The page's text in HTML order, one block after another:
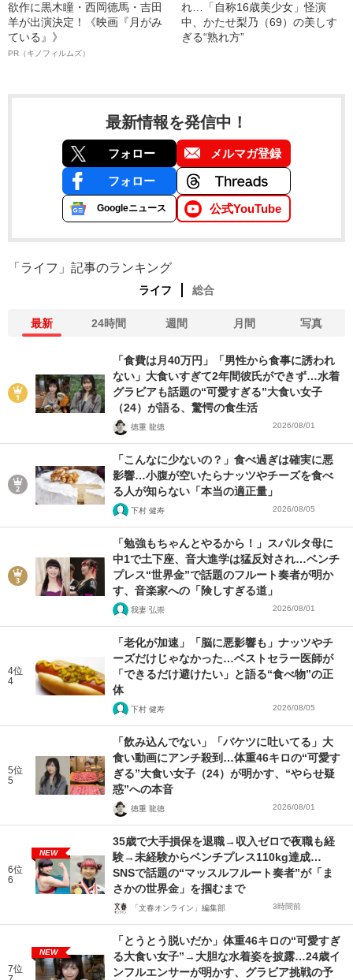
欲作に黒木瞳・西岡德馬・吉田
羊が出演決定！《映画『月がみ
ている』》
PR（キノフィルムズ）
れ…「自称16歳美少女」怪演
中、かたせ梨乃（69）の美しす
ぎる“熟れ方”
最新情報を発信中！
フォロー メルマガ登録
フォロー
Googleニュース 公式YouTube
「ライフ」記事のランキング
ライフ 総合
最新 24時間 週間 月間 写真
「食費は月40万円」「男性から食事に誘われ
ない」大食いすぎて2年間彼氏ができず…水着
グラビアも話題の“可愛すぎる”大食い女子
（24）が語る、驚愕の食生活
徳重 龍徳 2026/08/01
「こんなに少ないの？」食べ過ぎは確実に悪
影響…小腹が空いたらナッツやチーズを食べ
る人が知らない「本当の適正量」
下村 健寿 2026/08/05
「勉強もちゃんとやるから！」スパルタ母に
中1で土下座、音大進学は猛反対され…ベンチ
プレス“世界金”で話題のフルート奏者が明か
す、音楽家への「険しすぎる道」
我妻 弘崇 2026/08/01
4位
4
「老化が加速」「脳に悪影響も」ナッツやチ
ーズだけじゃなかった…ベストセラー医師が
「できるだけ避けたい」と語る“食べ物”の正
体
下村 健寿 2026/08/05
5位
5
「飲み込んでない」「バケツに吐いてる」大
食い動画にアンチ殺到…体重46キロの“可愛す
ぎる”大食い女子（24）が明かす、“やらせ疑
惑”への本音
徳重 龍徳 2026/08/01
6位
6
NEW
35歳で大手損保を退職→収入ゼロで夜職も経
験→未経験からベンチプレス110kg達成…
SNSで話題の“マッスルフルート奏者”が「ま
さかの世界金」を掴むまで
「文春オンライン」編集部 3時間前
7位
NEW
「とうとう脱いだか」体重46キロの“可愛すぎ
る大食い女子”→大胆な水着姿を披露…24歳イ
ンフルエンサーが明かす、グラビア挑戦の予